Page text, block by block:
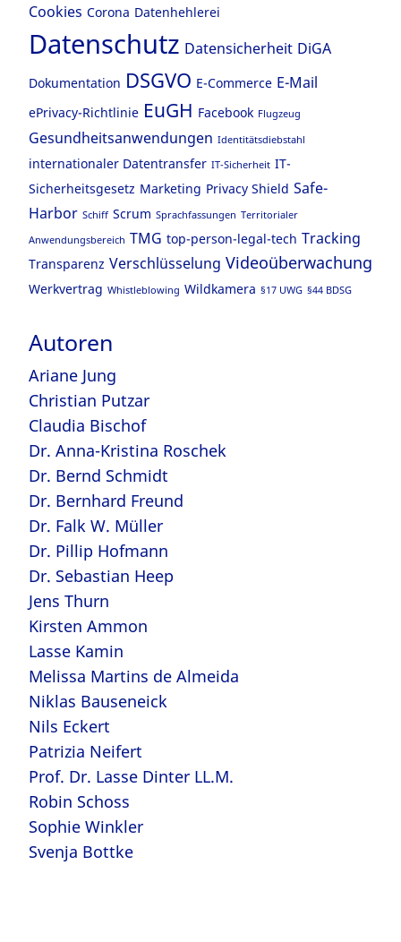
Cookies Corona Datenhehlerei
Datenschutz Datensicherheit DiGA
Dokumentation DSGVO E-Commerce E-Mail
ePrivacy-Richtlinie EuGH Facebook Flugzeug
Gesundheitsanwendungen Identitätsdiebstahl
internationaler Datentransfer IT-Sicherheit IT-
Sicherheitsgesetz Marketing Privacy Shield Safe-
Harbor Schiff Scrum Sprachfassungen Territorialer
Anwendungsbereich TMG top-person-legal-tech Tracking
Transparenz Verschlüsselung Videoüberwachung
Werkvertrag Whistleblowing Wildkamera §17 UWG §44 BDSG
Autoren
Ariane Jung
Christian Putzar
Claudia Bischof
Dr. Anna-Kristina Roschek
Dr. Bernd Schmidt
Dr. Bernhard Freund
Dr. Falk W. Müller
Dr. Pillip Hofmann
Dr. Sebastian Heep
Jens Thurn
Kirsten Ammon
Lasse Kamin
Melissa Martins de Almeida
Niklas Bauseneick
Nils Eckert
Patrizia Neifert
Prof. Dr. Lasse Dinter LL.M.
Robin Schoss
Sophie Winkler
Svenja Bottke